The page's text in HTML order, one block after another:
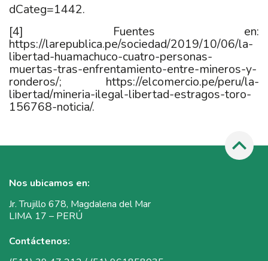
dCateg=1442.
[4] Fuentes en:
https://larepublica.pe/sociedad/2019/10/06/la-
libertad-huamachuco-cuatro-personas-
muertas-tras-enfrentamiento-entre-mineros-y-
ronderos/; https://elcomercio.pe/peru/la-
libertad/mineria-ilegal-libertad-estragos-toro-
156768-noticia/.
Nos ubicamos en:
Jr. Trujillo 678, Magdalena del Mar
LIMA 17 – PERÚ
Contáctenos: